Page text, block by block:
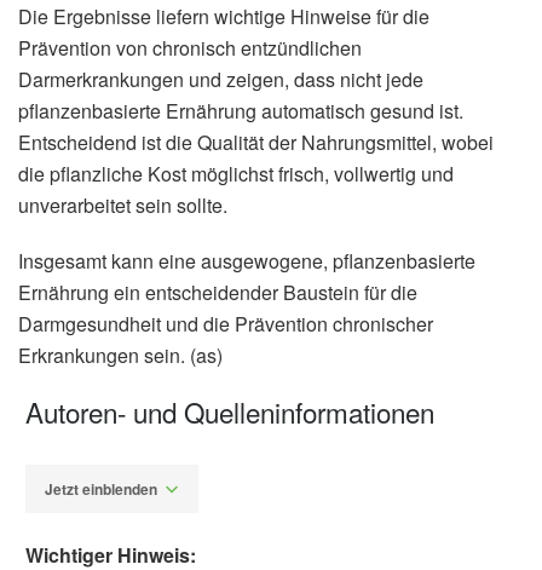
Die Ergebnisse liefern wichtige Hinweise für die
Prävention von chronisch entzündlichen
Darmerkrankungen und zeigen, dass nicht jede
pflanzenbasierte Ernährung automatisch gesund ist.
Entscheidend ist die Qualität der Nahrungsmittel, wobei
die pflanzliche Kost möglichst frisch, vollwertig und
unverarbeitet sein sollte.
Insgesamt kann eine ausgewogene, pflanzenbasierte
Ernährung ein entscheidender Baustein für die
Darmgesundheit und die Prävention chronischer
Erkrankungen sein. (as)
Autoren- und Quelleninformationen
Jetzt einblenden
Wichtiger Hinweis: